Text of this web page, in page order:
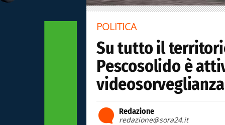
POLITICA
Su tutto il
Pescosolido è
Redazione
redazione@sora24.it